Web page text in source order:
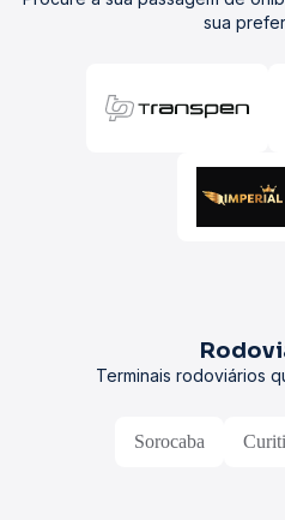
sua
Terminais rodoviários
Sorocaba